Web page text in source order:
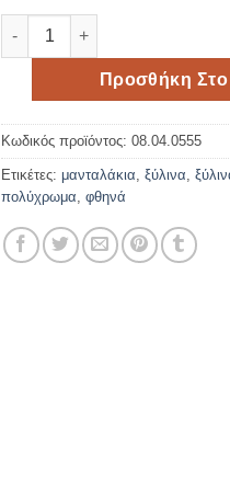
Μανταλάκια ξύλινα σετ144
Προσθήκη
Κωδικός προϊόντος: 08.04.0555
Ετικέτες: μανταλάκια ξύλινα
πολύχρωμα φθηνά